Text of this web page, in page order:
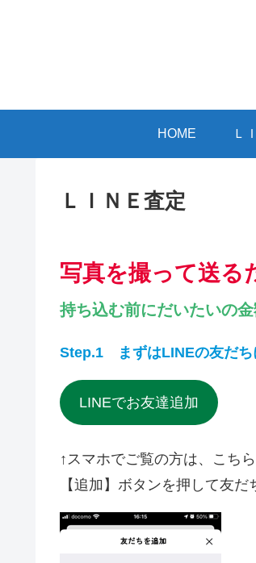
HOME Ｌ
ＬＩＮＥ査定
写真を撮って送る
持ち込む前にだいたいの
Step.1 まずはLINEの友だ
LINEでお友達追加
↑スマホでご覧の方は、こち
【追加】ボタンを押して友だ